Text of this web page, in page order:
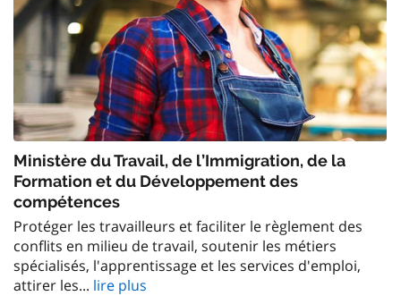
Ministère du Travail, de l’Immigration, de la
Formation et du Développement des
compétences
Protéger les travailleurs et faciliter le règlement des
conflits en milieu de travail, soutenir les métiers
spécialisés, l'apprentissage et les services d'emploi,
attirer les... lire plus